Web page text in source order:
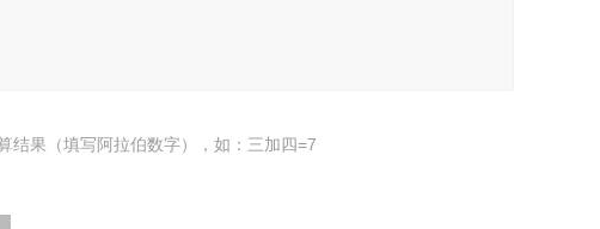
结果（填写阿拉伯数字），如：三加四=7